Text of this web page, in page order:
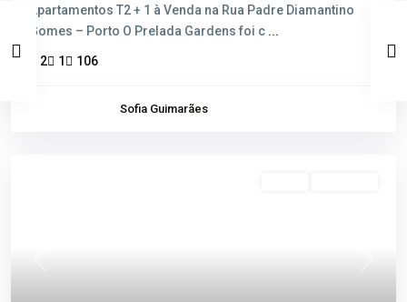
Apartamentos T2 + 1 à Venda na Rua Padre Diamantino
Gomes – Porto​ O Prelada Gardens foi c ...
2 1 106
Sofia Guimarães